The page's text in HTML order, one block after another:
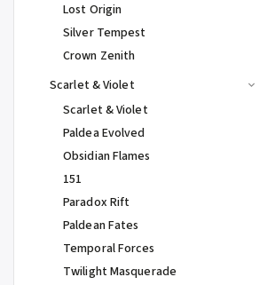
Lost Origin
Silver Tempest
Crown Zenith
Scarlet & Violet
Scarlet & Violet
Paldea Evolved
Obsidian Flames
151
Paradox Rift
Paldean Fates
Temporal Forces
Twilight Masquerade